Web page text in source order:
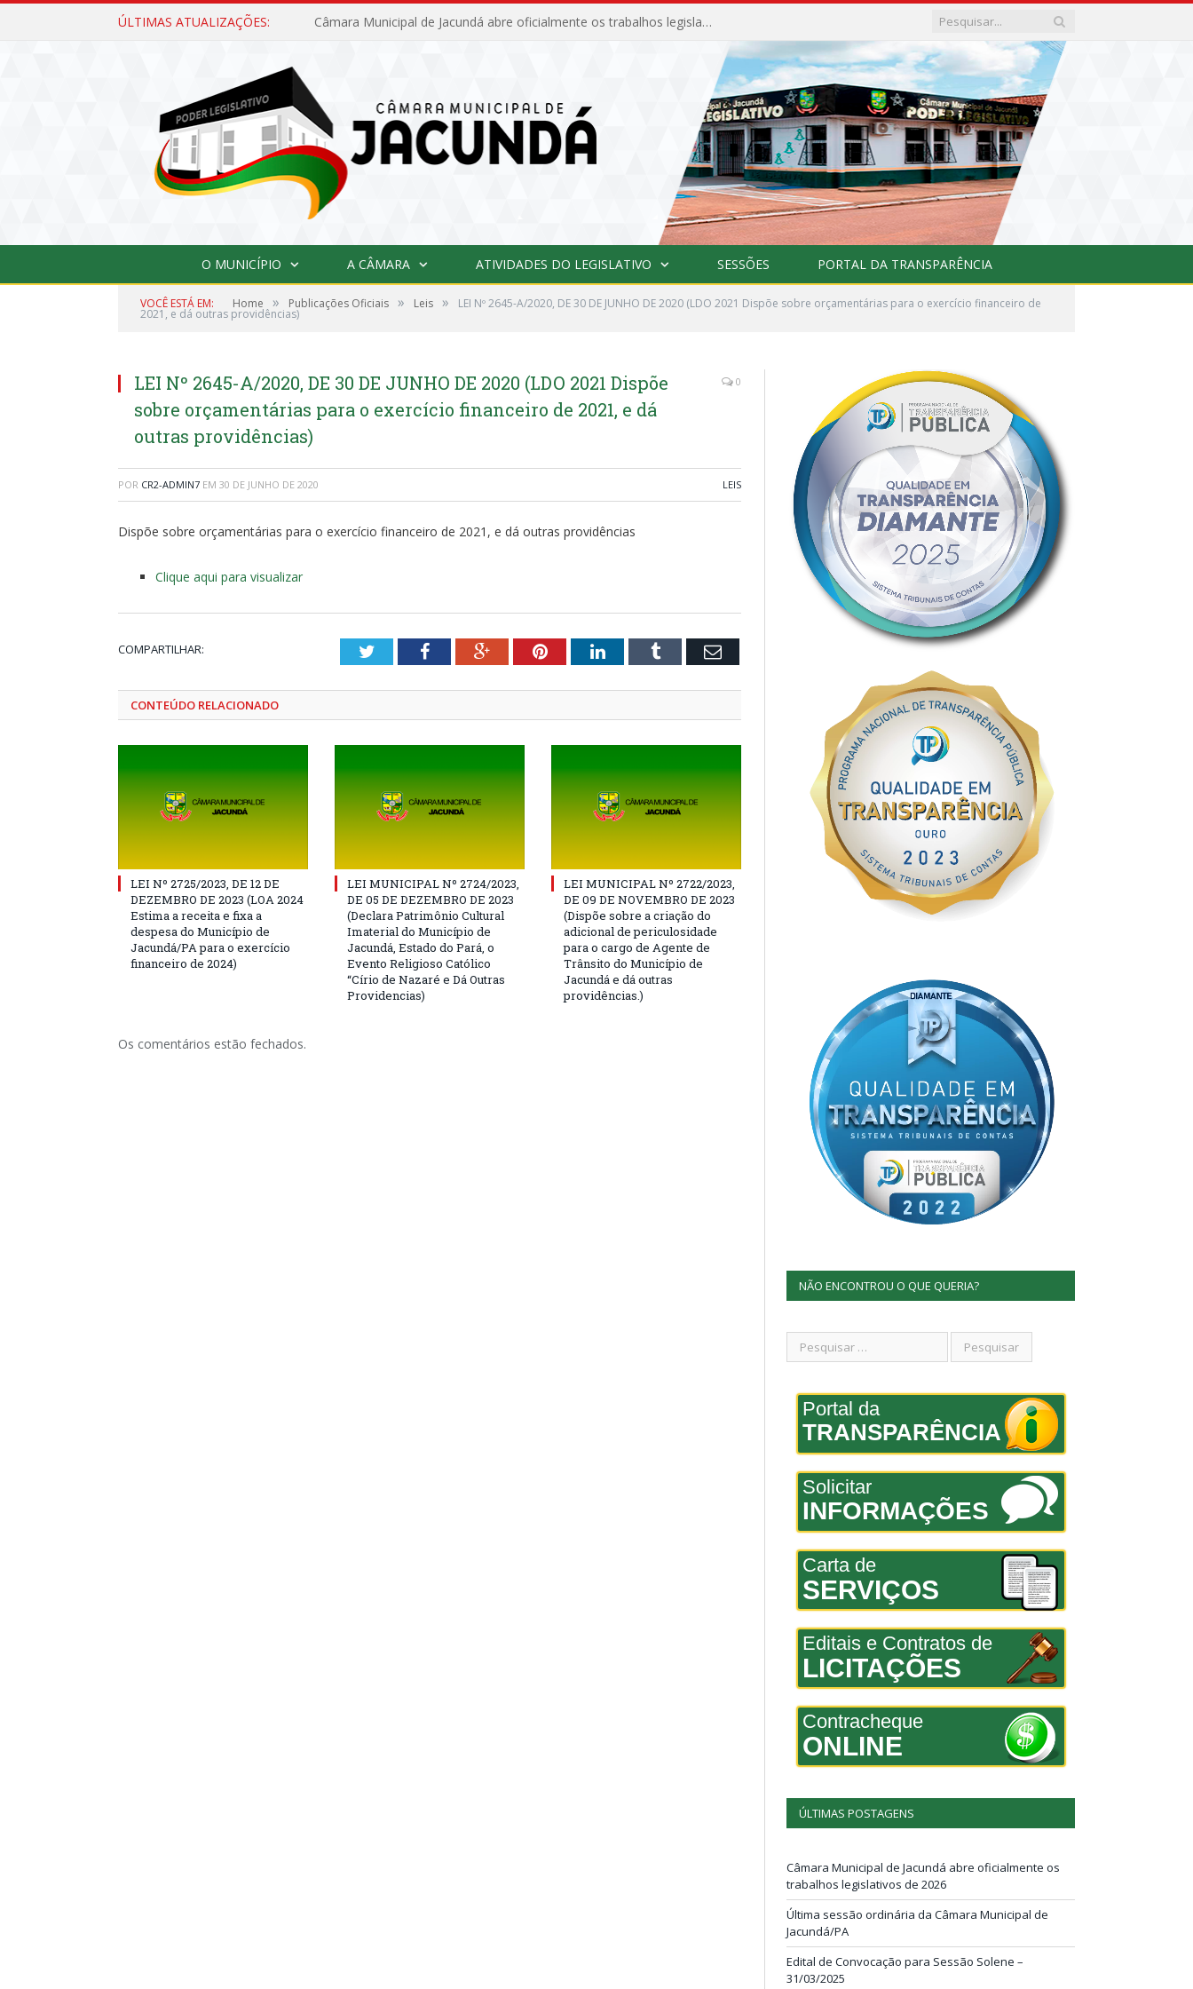
ÚLTIMAS ATUALIZAÇÕES: Câmara Municipal de Jacundá abre oficialmente os trabalhos legislativos de 2026
O MUNICÍPIO A CÂMARA ATIVIDADES DO LEGISLATIVO SESSÕES PORTAL DA TRANSPARÊNCIA
VOCÊ ESTÁ EM: Home » Publicações Oficiais » Leis » LEI Nº 2645-A/2020, DE 30 DE JUNHO DE 2020 (LDO 2021 Dispõe sobre orçamentárias para o exercício financeiro de
2021, e dá outras providências)
LEI Nº 2645-A/2020, DE 30 DE JUNHO DE 2020 (LDO 2021 Dispõe
sobre orçamentárias para o exercício financeiro de 2021, e dá
outras providências)
0
POR CR2-ADMIN7 EM 30 DE JUNHO DE 2020 LEIS
Dispõe sobre orçamentárias para o exercício financeiro de 2021, e dá outras providências
Clique aqui para visualizar
COMPARTILHAR: TwitterFacebookGoogle+PinterestLinkedInTumblr Email
CONTEÚDO RELACIONADO
LEI Nº 2725/2023, DE 12 DE
DEZEMBRO DE 2023 (LOA 2024
Estima a receita e fixa a
despesa do Município de
Jacundá/PA para o exercício
financeiro de 2024)
LEI MUNICIPAL Nº 2724/2023,
DE 05 DE DEZEMBRO DE 2023
(Declara Patrimônio Cultural
Imaterial do Município de
Jacundá, Estado do Pará, o
Evento Religioso Católico
“Círio de Nazaré e Dá Outras
Providencias)
LEI MUNICIPAL Nº 2722/2023,
DE 09 DE NOVEMBRO DE 2023
(Dispõe sobre a criação do
adicional de periculosidade
para o cargo de Agente de
Trânsito do Município de
Jacundá e dá outras
providências.)
Os comentários estão fechados.
NÃO ENCONTROU O QUE QUERIA?
Portal da
TRANSPARÊNCIA
Solicitar
INFORMAÇÕES
Carta de
SERVIÇOS
Editais e Contratos de
LICITAÇÕES
Contracheque
ONLINE
ÚLTIMAS POSTAGENS
Câmara Municipal de Jacundá abre oficialmente os
trabalhos legislativos de 2026
Última sessão ordinária da Câmara Municipal de
Jacundá/PA
Edital de Convocação para Sessão Solene –
31/03/2025